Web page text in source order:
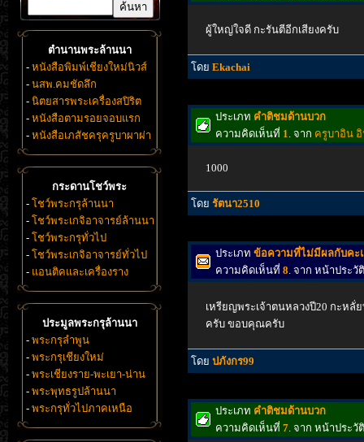
ตำนานพระล้านนา
- หนังสือพิมพ์เชียงใหม่นิวส์
- นสพ.คมชัดลึก
- นิตยสารพระเครื่องสปิริต
- หนังสือตามรอยจอบแรก
- หนังสือเภสัชครุครูบาผาผ่า
กระดานโชว์พระ
- โชว์พระกรุล้านนา
- โชว์พระเกจิอาจารย์ล้านนา
- โชว์พระกรุทั่วไป
- โชว์พระเกจิอาจารย์ทั่วไป
- แอนติคและเครื่องราง
ประมูลพระกรุล้านนา
- พระกรุลำพูน
- พระกรุเชียงใหม่
- พระเชียงราย-พะเยา-น่าน
- พระพุทธรูปล้านนา
- พระกรุทั่วไปภาคเหนือ
ผู้ใหญ่ใจดี กะรันตีอีกเสียงครับ
โดย Ekachai
ประเภท คำติชมด้านบวก
ความคิดเห็นที่ 1. จาก ครูบาอิน
1000
โดย รัตนา2510
ประเภท ข้อความที่ไม่มีผลกับคะ
ความคิดเห็นที่ 8. จาก หน้าประ
เหรียญพระเจ้าตนหลวงปี20 กะหลั่
ครับ ขอบคุณครับ
โดย ปภังกร99
ประเภท คำติชมด้านบวก
ความคิดเห็นที่ 7. จาก หน้าประ